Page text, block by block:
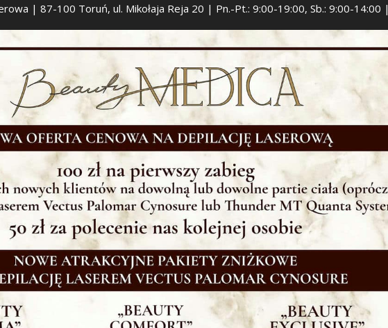
| 87-100 Toruń, ul. Mikołaja Reja 20 | Pn.-Pt.: 9:00-19:00, Sb.: 9:00-14:00 |